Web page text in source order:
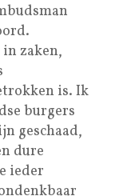
zaken,
is. Ik
burgers
geschaad,
dure
ieder